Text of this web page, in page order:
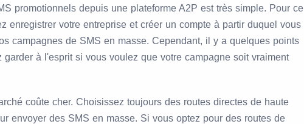
promotionnels depuis une plateforme A2P est très simple. Pour ce
enregistrer votre entreprise et créer un compte à partir duquel vous
campagnes de SMS en masse. Cependant, il y a quelques points
garder à l'esprit si vous voulez que votre campagne soit vraiment
coûte cher. Choisissez toujours des routes directes de haute
envoyer des SMS en masse. Si vous optez pour des routes de